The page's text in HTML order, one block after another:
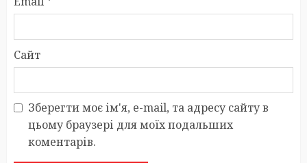
Сайт
Зберегти моє ім'я, e-mail, та адресу сайту в
цьому браузері для моїх подальших
коментарів.